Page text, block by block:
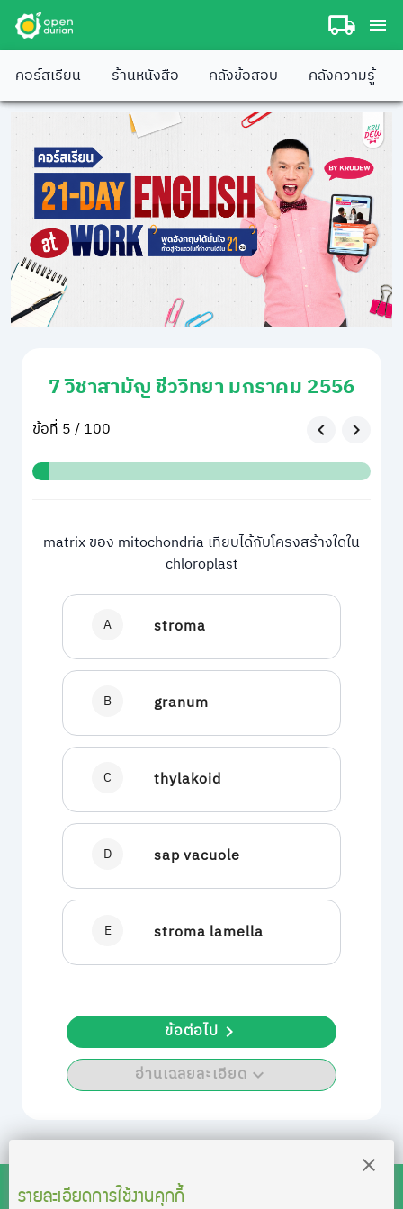
คอร์สเรียน ร้านหนังสือ คลังข้อสอบ คลังความรู้
7 วิชาสามัญ ชีววิทยา มกราคม 2556
ข้อที่ 5 / 100
matrix ของ mitochondria เทียบได้กับโครงสร้างใดใน
chloroplast
A stroma
B granum
C thylakoid
D sap vacuole
E stroma lamella
อ่านเฉลยละเอียด
ข้อต่อไป
รายละเอียดการใช้งานคุกกี้